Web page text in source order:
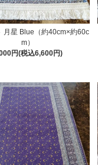
月星 Blue（約40cm×約60c
m）
円(税込6,600円)